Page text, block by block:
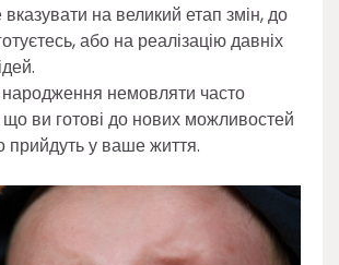
на великий етап змін, до
або на реалізацію давніх
немовляти часто
що ви готові до нових можливостей
прийдуть у ваше життя.